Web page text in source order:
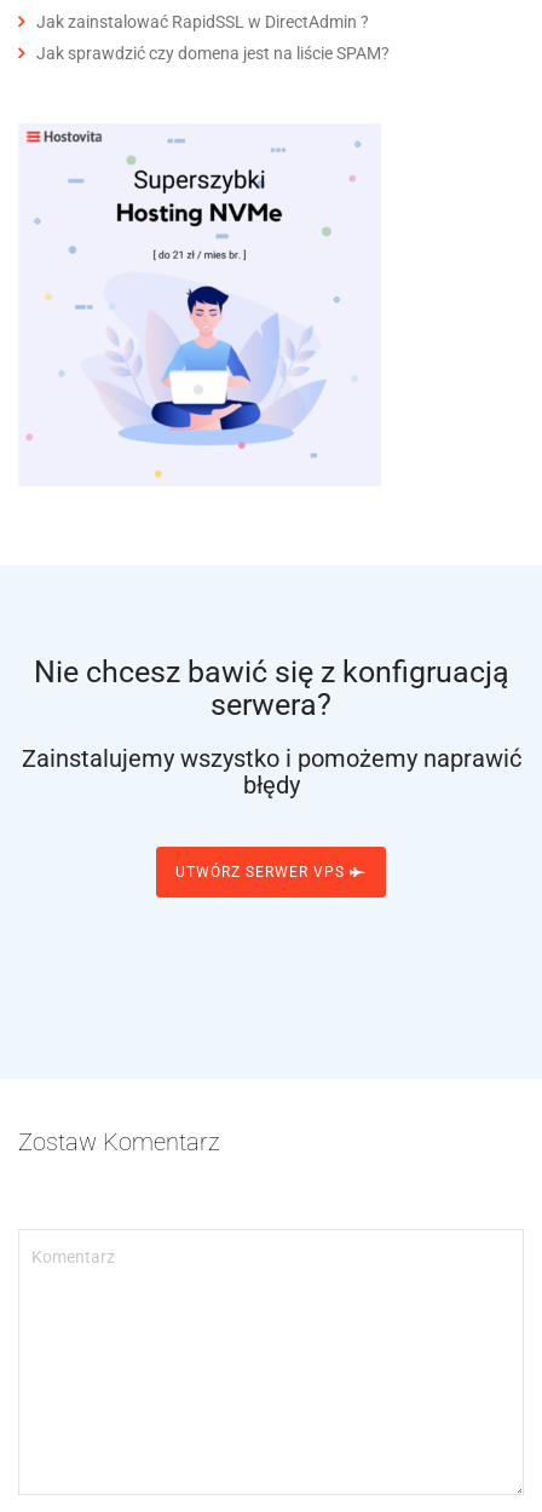
Jak zainstalować RapidSSL w DirectAdmin ?
Jak sprawdzić czy domena jest na liście SPAM?
Nie chcesz bawić się z konfigruacją
serwera?
Zainstalujemy wszystko i pomożemy naprawić
błędy
UTWÓRZ SERWER VPS
Zostaw Komentarz